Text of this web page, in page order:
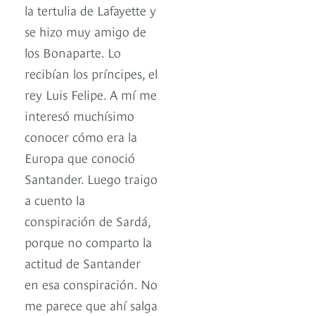
la tertulia de Lafayette y
se hizo muy amigo de
los Bonaparte. Lo
recibían los príncipes, el
rey Luis Felipe. A mí me
interesó muchísimo
conocer cómo era la
Europa que conoció
Santander. Luego traigo
a cuento la
conspiración de Sardá,
porque no comparto la
actitud de Santander
en esa conspiración. No
me parece que ahí salga